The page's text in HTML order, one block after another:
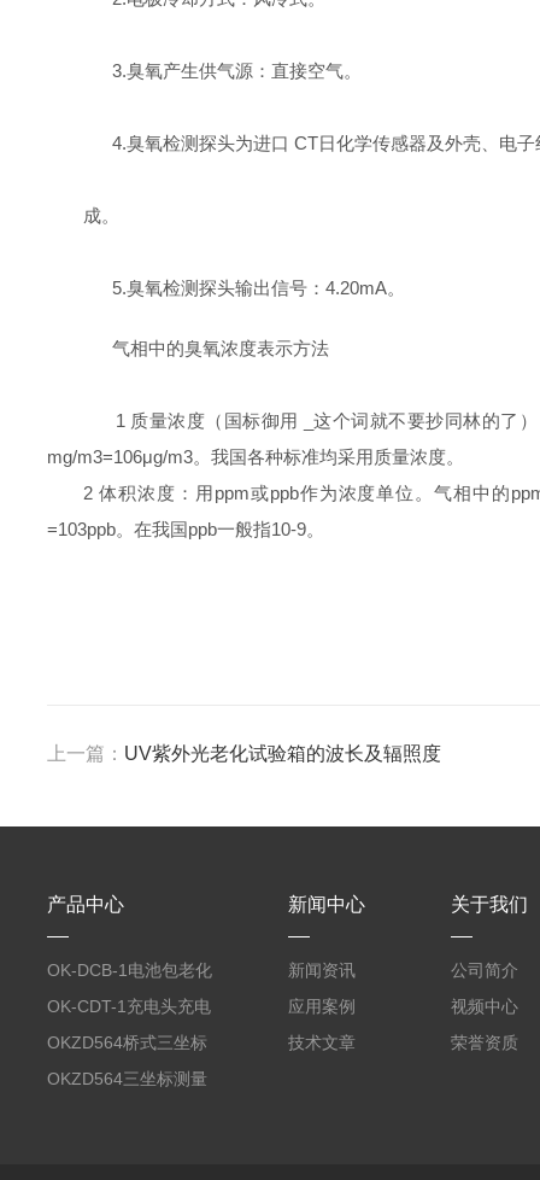
3.臭氧产生供气源：直接空气。
4.臭氧检测探头为进口 CT日化学传感器及外壳、电子
成。
5.臭氧检测探头输出信号：4.20mA。
气相中的臭氧浓度表示方法
1 质量浓度（国标御用 _这个词就不要抄同林的了）
mg/m3=106μg/m3。我国各种标准均采用质量浓度。
2 体积浓度：用ppm或ppb作为浓度单位。气相中的
=103ppb。在我国ppb一般指10-9。
上一篇： UV紫外光老化试验箱的波长及辐照度
产品中心
OK-DCB-1电池包老化
测试系统
OK-CDT-1充电头充电
宝测试系统
OKZD564桥式三坐标
测量仪
OKZD564三坐标测量
新闻中心
新闻资讯
应用案例
技术文章
关于我们
公司简介
视频中心
荣誉资质